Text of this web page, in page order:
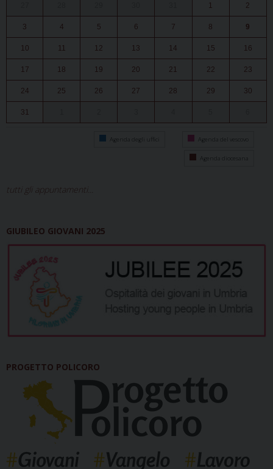
1 2
3 4 5 6 7 8 9
10 11 12 13 14 15 16
17 18 19 20 21 22 23
24 25 26 27 28 29 30
31
Agenda degli uffici Agenda del vescovo
Agenda diocesana
tutti gli appuntamenti...
GIUBILEO GIOVANI 2025
PROGETTO POLICORO